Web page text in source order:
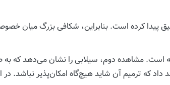
پیدا کرده است. بنابراین، شکافی بزرگ میان
است. مشاهده دوم، سیلابی را نشان می‌دهد که
که ترمیم آن شاید هیچ‌گاه امکان‌پذیر نباشد. در